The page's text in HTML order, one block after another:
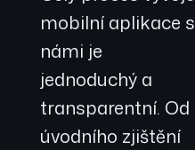
mobilní aplikace s
námi je
jednoduchý a
transparentní. Od
úvodního zjištění